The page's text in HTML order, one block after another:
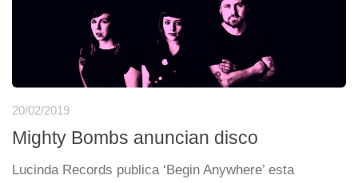
20/02/2019
Mighty Bombs anuncian disco
Lucinda Records publica ‘Begin Anywhere’ esta